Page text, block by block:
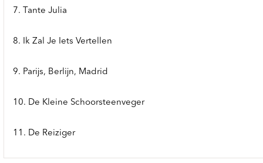
7. Tante Julia
8. Ik Zal Je Iets Vertellen
9. Parijs, Berlijn, Madrid
10. De Kleine Schoorsteenveger
11. De Reiziger